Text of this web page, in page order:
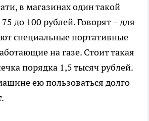
в магазинах один такой
до 100 рублей. Говорят – для
специальные портативные
на газе. Стоит такая
порядка 1,5 тысяч рублей.
ею пользоваться долго